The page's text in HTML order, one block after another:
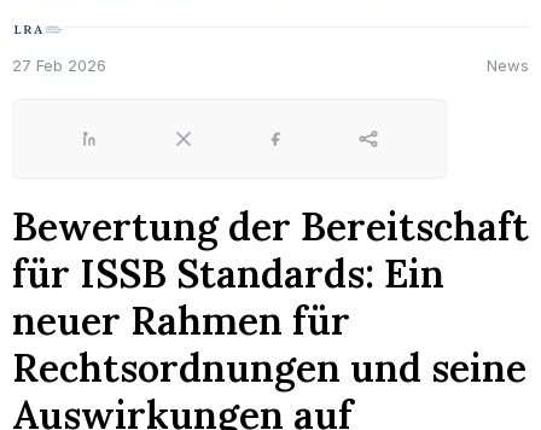
27 Feb 2026 News
LinkedIn X Facebook Share
Bewertung der Bereitschaft
für ISSB Standards: Ein
neuer Rahmen für
Rechtsordnungen und seine
Auswirkungen auf